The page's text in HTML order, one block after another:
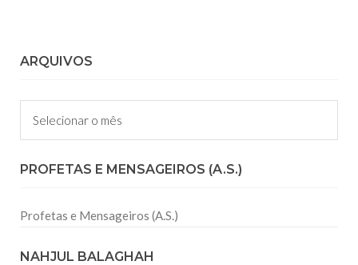
ARQUIVOS
Arquivos
PROFETAS E MENSAGEIROS (A.S.)
Profetas e Mensageiros (A.S.)
NAHJUL BALAGHAH